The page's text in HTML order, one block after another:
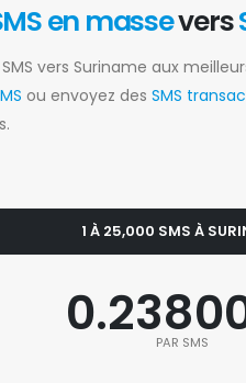
en massevers
vers Suriname aux
ou envoyez des SMS
1 À 25,000 SMS À
PAR SMS